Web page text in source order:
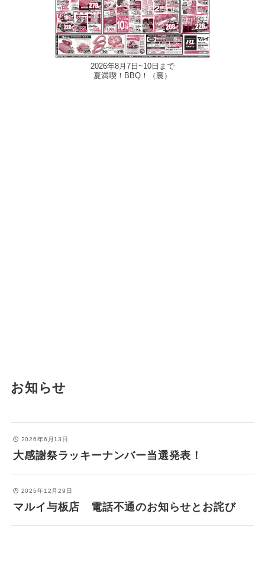
お知らせ
2026年6月13日
大感謝祭ラッキーナンバー当選発表！
2025年12月29日
マルイ与板店 電話不通のお知らせとお詫び